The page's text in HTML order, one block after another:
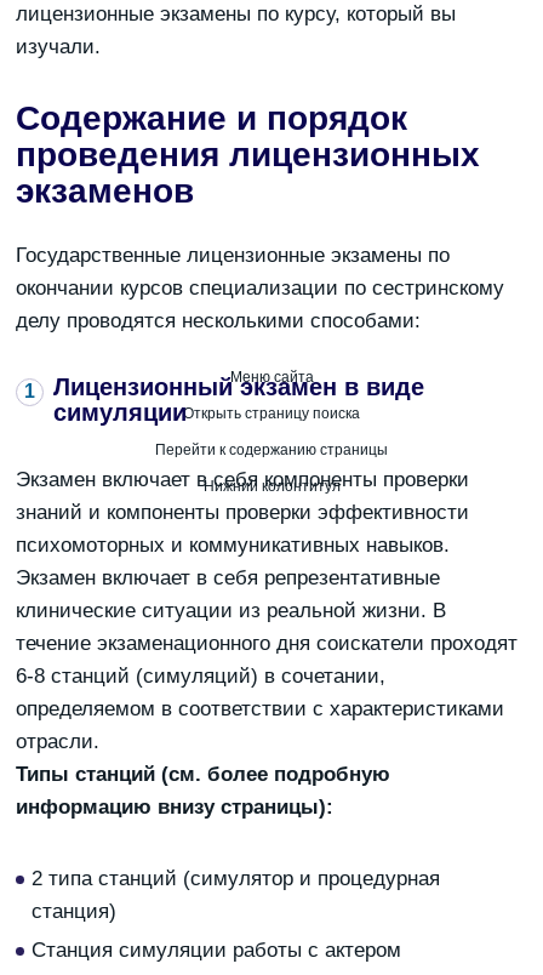
Меню сайта
Открыть страницу поиска
Перейти к содержанию страницы
Нижний колонтитул
лицензионные экзамены по курсу, который вы
изучали.
Содержание и порядок
проведения лицензионных
экзаменов
Государственные лицензионные экзамены по
окончании курсов специализации по сестринскому
делу проводятся несколькими способами:
Лицензионный экзамен в виде
симуляции
Экзамен включает в себя компоненты проверки
знаний и компоненты проверки эффективности
психомоторных и коммуникативных навыков.
Экзамен включает в себя репрезентативные
клинические ситуации из реальной жизни. В
течение экзаменационного дня соискатели проходят
6-8 станций (симуляций) в сочетании,
определяемом в соответствии с характеристиками
отрасли.
Типы станций (см. более подробную
информацию внизу страницы):
2 типа станций (симулятор и процедурная
станция)
Станция симуляции работы с актером